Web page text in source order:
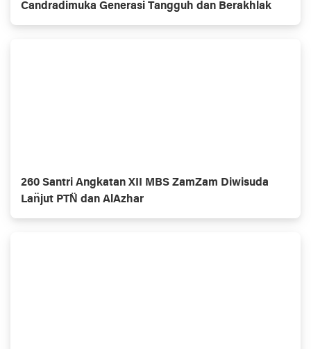
Candradimuka Generasi Tangguh dan Berakhlak
260 Santri Angkatan XII MBS ZamZam Diwisuda
Lan̈jut PTN̈ dan AlAzhar